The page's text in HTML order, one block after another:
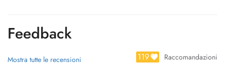
issues, offering guidance to restore balance, confidence, and
connection.
Take the first step toward lasting well-being with a psychologist in
Luxembourg, supporting clarity, resilience, and inner peace.
Feedback
Mostra tutte le recensioni 119 Raccomandazioni